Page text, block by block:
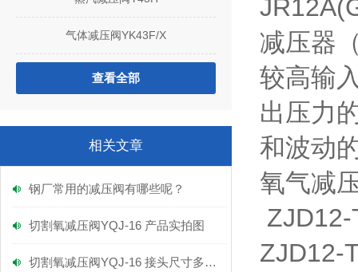
气体减压阀YK43F/X
查看全部
相关文章
钢厂常用的减压阀有哪些呢？
切割氧减压阀YQJ-16 产品实拍图
切割氧减压阀YQJ-16 接头尺寸多大呢
减压器
较高输
出压力
和波动
氧气减
ZJD12-